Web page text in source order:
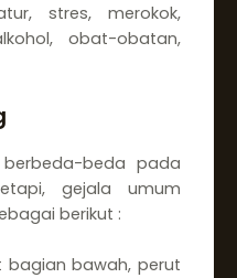
stres, merokok,
obat-obatan,
beda pada
gejala umum
berikut :
bagian bawah, perut